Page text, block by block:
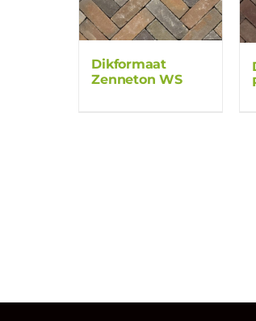
Dikformaat
Zenneton WS